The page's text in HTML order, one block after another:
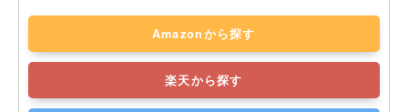
Amazonから探す
楽天から探す